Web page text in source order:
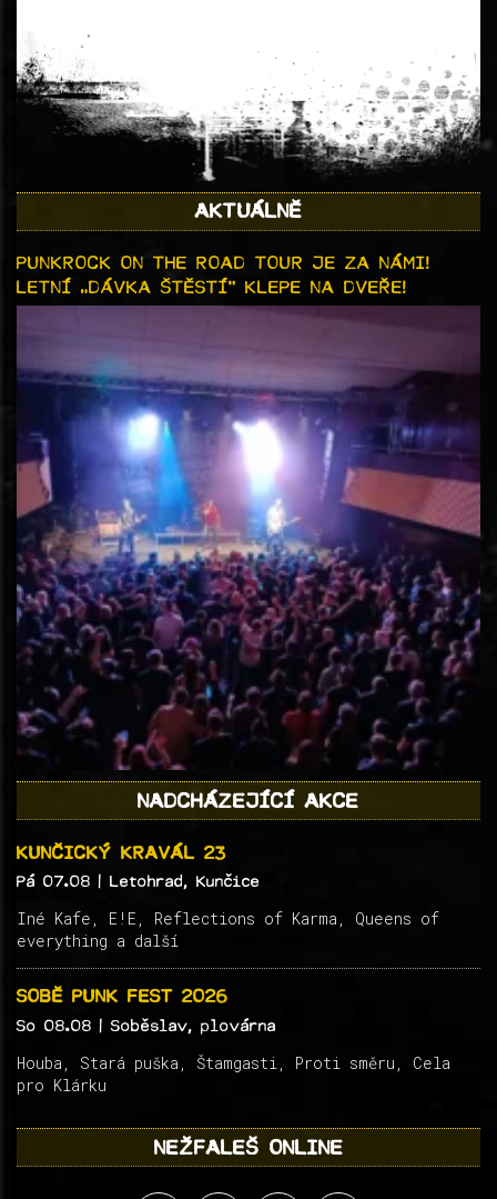
AKTUÁLNĚ
PUNKROCK ON THE ROAD TOUR JE ZA NÁMI!
LETNÍ „DÁVKA ŠTĚSTÍ“ KLEPE NA DVEŘE!
NADCHÁZEJÍCÍ AKCE
KUNČICKÝ KRAVÁL 23
Pá 07.08 | Letohrad, Kunčice
Iné Kafe, E!E, Reflections of Karma, Queens of
everything a další
SOBĚ PUNK FEST 2026
So 08.08 | Soběslav, plovárna
Houba, Stará puška, Štamgasti, Proti směru, Cela
pro Klárku
NEŽFALEŠ ONLINE